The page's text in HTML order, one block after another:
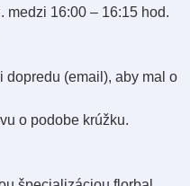
medzi 16:00 – 16:15 hod.
dopredu (email), aby mal o
o podobe krúžku.